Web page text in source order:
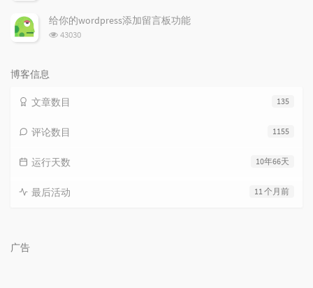
次
数:
给你的wordpress添加留言板功能
浏
43030
博客信息
135
文章数目
1155
评论数目
10年66天
运行天数
11 个月前
最后活动
广告